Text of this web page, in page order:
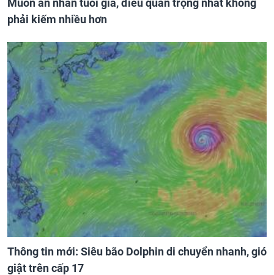
Muốn an nhàn tuổi già, điều quan trọng nhất không
phải kiếm nhiều hơn
Thông tin mới: Siêu bão Dolphin di chuyển nhanh, gió
giật trên cấp 17